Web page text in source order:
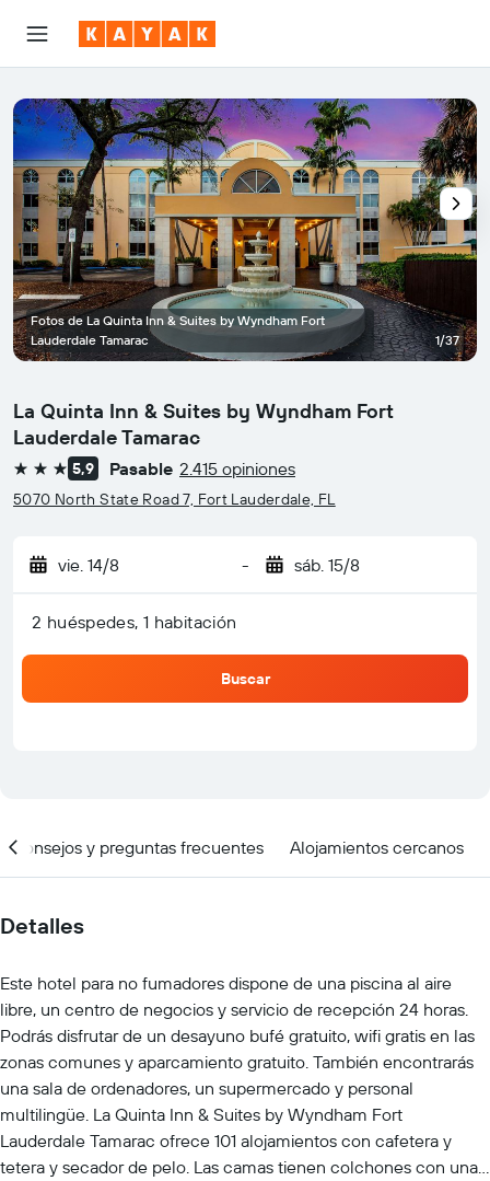
La Quinta Inn & Suites by Wyndham Fort
Lauderdale Tamarac
3 estrellas
5,9 Pasable 2.415 opiniones
5070 North State Road 7, Fort Lauderdale, FL
vie. 14/8 - sáb. 15/8
2 huéspedes, 1 habitación
Buscar
Fotos de La Quinta Inn & Suites by Wyndham Fort
Lauderdale Tamarac
1/37
Consejos y preguntas frecuentes Alojamientos cercanos
Detalles
Este hotel para no fumadores dispone de una piscina al aire
libre, un centro de negocios y servicio de recepción 24 horas.
Podrás disfrutar de un desayuno bufé gratuito, wifi gratis en las
zonas comunes y aparcamiento gratuito. También encontrarás
una sala de ordenadores, un supermercado y personal
multilingüe. La Quinta Inn & Suites by Wyndham Fort
Lauderdale Tamarac ofrece 101 alojamientos con cafetera y
tetera y secador de pelo. Las camas tienen colchones con una